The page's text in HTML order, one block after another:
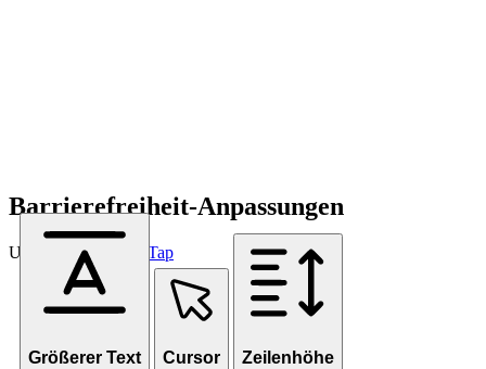
Barrierefreiheit-Anpassungen
Unterstützt von OneTap
Größerer Text Cursor Zeilenhöhe